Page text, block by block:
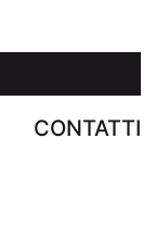
CONTATTI